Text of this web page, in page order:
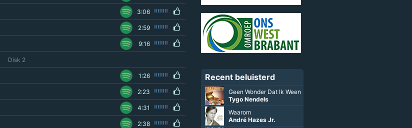
3:06
2:59
9:16
Disk 2
1:26
2:23
4:31
2:38
Recent beluisterd
Geen Wonder Dat Ik Ween
Tygo Nendels
Waarom
André Hazes Jr.